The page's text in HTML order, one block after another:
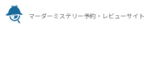
マーダーミステリー予約・レビューサイト